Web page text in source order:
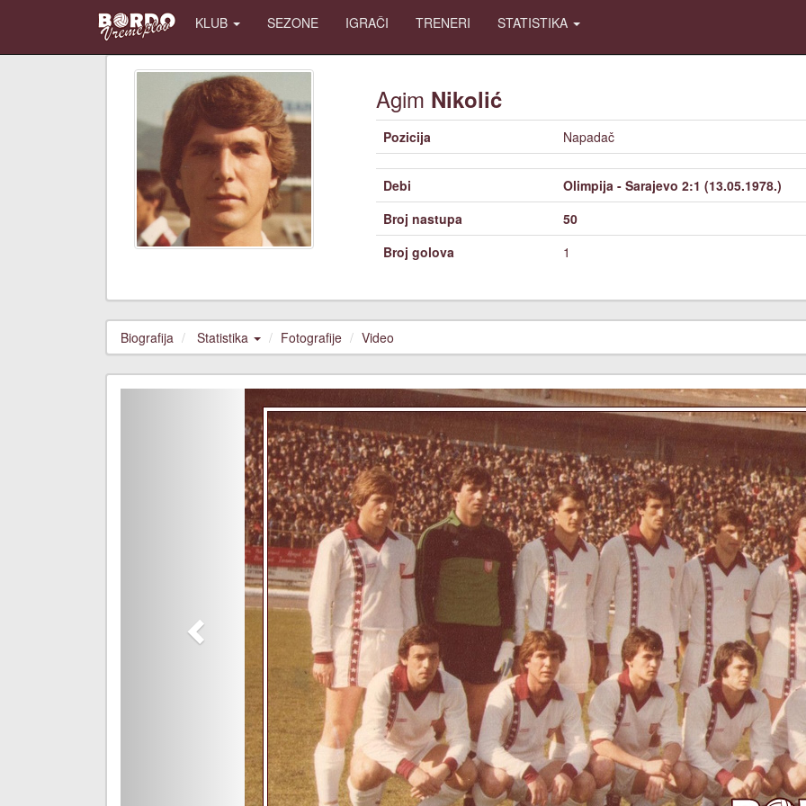
KLUB SEZONE IGRAČI TRENERI STATISTIKA
Agim Nikolić
Pozicija Napadač
Debi
Olimpija - Sarajevo 2:1 (13.05.1978.)
Broj nastupa
50
Broj golova
1
Biografija Statistika Fotografije Video